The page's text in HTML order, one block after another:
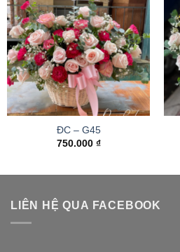
ĐC – G45
750.000 ₫
LIÊN HỆ QUA FACEBOOK